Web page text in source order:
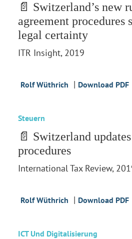
📄 Switzerland’s new
agreement procedures
legal certainty
ITR Insight, 2019
Rolf Wüthrich | Download PDF
Steuern
📄 Switzerland
procedures
International Tax Review,
Rolf Wüthrich | Download PDF
ICT Und Digitalisierung